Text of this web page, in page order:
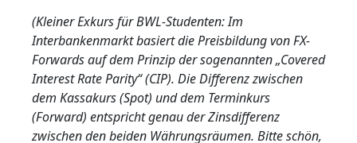
(Kleiner Exkurs für BWL-Studenten: Im
Interbankenmarkt basiert die Preisbildung von FX-
Forwards auf dem Prinzip der sogenannten „Covered
Interest Rate Parity“ (CIP). Die Differenz zwischen
dem Kassakurs (Spot) und dem Terminkurs
(Forward) entspricht genau der Zinsdifferenz
zwischen den beiden Währungsräumen. Bitte schön,